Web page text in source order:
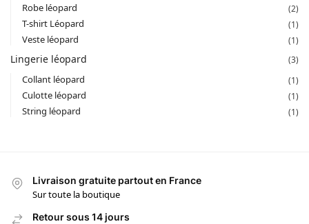
Robe léopard (2)
T-shirt Léopard (1)
Veste léopard (1)
Lingerie léopard (3)
Collant léopard (1)
Culotte léopard (1)
String léopard (1)
Livraison gratuite partout en France
Sur toute la boutique
Retour sous 14 jours